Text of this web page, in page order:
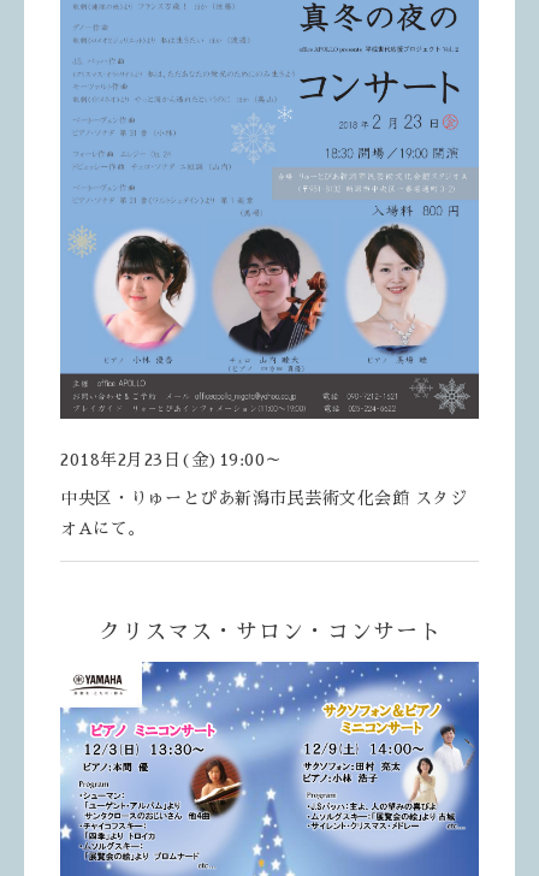
2018年2月23日(金)19:00～
中央区・りゅーとぴあ新潟市民芸術文化会館 スタジ
オAにて。
クリスマス・サロン・コンサート